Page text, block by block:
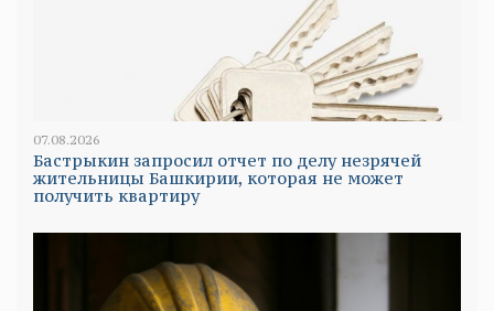
07.08.2026
Бастрыкин запросил отчет по делу незрячей
жительницы Башкирии, которая не может
получить квартиру